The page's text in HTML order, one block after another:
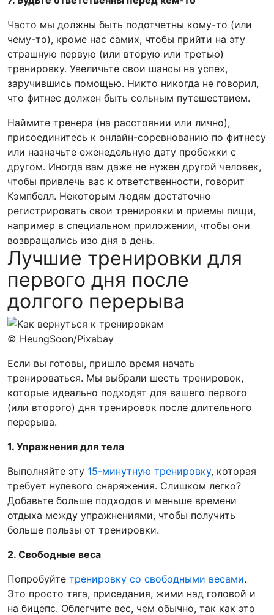
Часто мы должны быть подотчетны кому-то (или
чему-то), кроме нас самих, чтобы прийти на эту
страшную первую (или вторую или третью)
тренировку. Увеличьте свои шансы на успех,
заручившись помощью. Никто никогда не говорил,
что фитнес должен быть сольным путешествием.
Наймите тренера (на расстоянии или лично),
присоединитесь к онлайн-соревнованию по фитнесу
или назначьте еженедельную дату пробежки с
другом. Иногда вам даже не нужен другой человек,
чтобы привлечь вас к ответственности, говорит
Кэмпбелл. Некоторым людям достаточно
регистрировать свои тренировки и приемы пищи,
например в специальном приложении, чтобы они
возвращались изо дня в день.
Лучшие тренировки для
первого дня после
долгого перерыва
© HeungSoon/Pixabay
Если вы готовы, пришло время начать
тренироваться. Мы выбрали шесть тренировок,
которые идеально подходят для вашего первого
(или второго) дня тренировок после длительного
перерыва.
1. Упражнения для тела
Выполняйте эту 15-минутную тренировку, которая
требует нулевого снаряжения. Слишком легко?
Добавьте больше подходов и меньше времени
отдыха между упражнениями, чтобы получить
больше пользы от тренировки.
2. Свободные веса
Попробуйте тренировку со свободными весами.
Это просто тяга, приседания, жими над головой и
на бицепс. Облегчите вес, чем обычно, так как это